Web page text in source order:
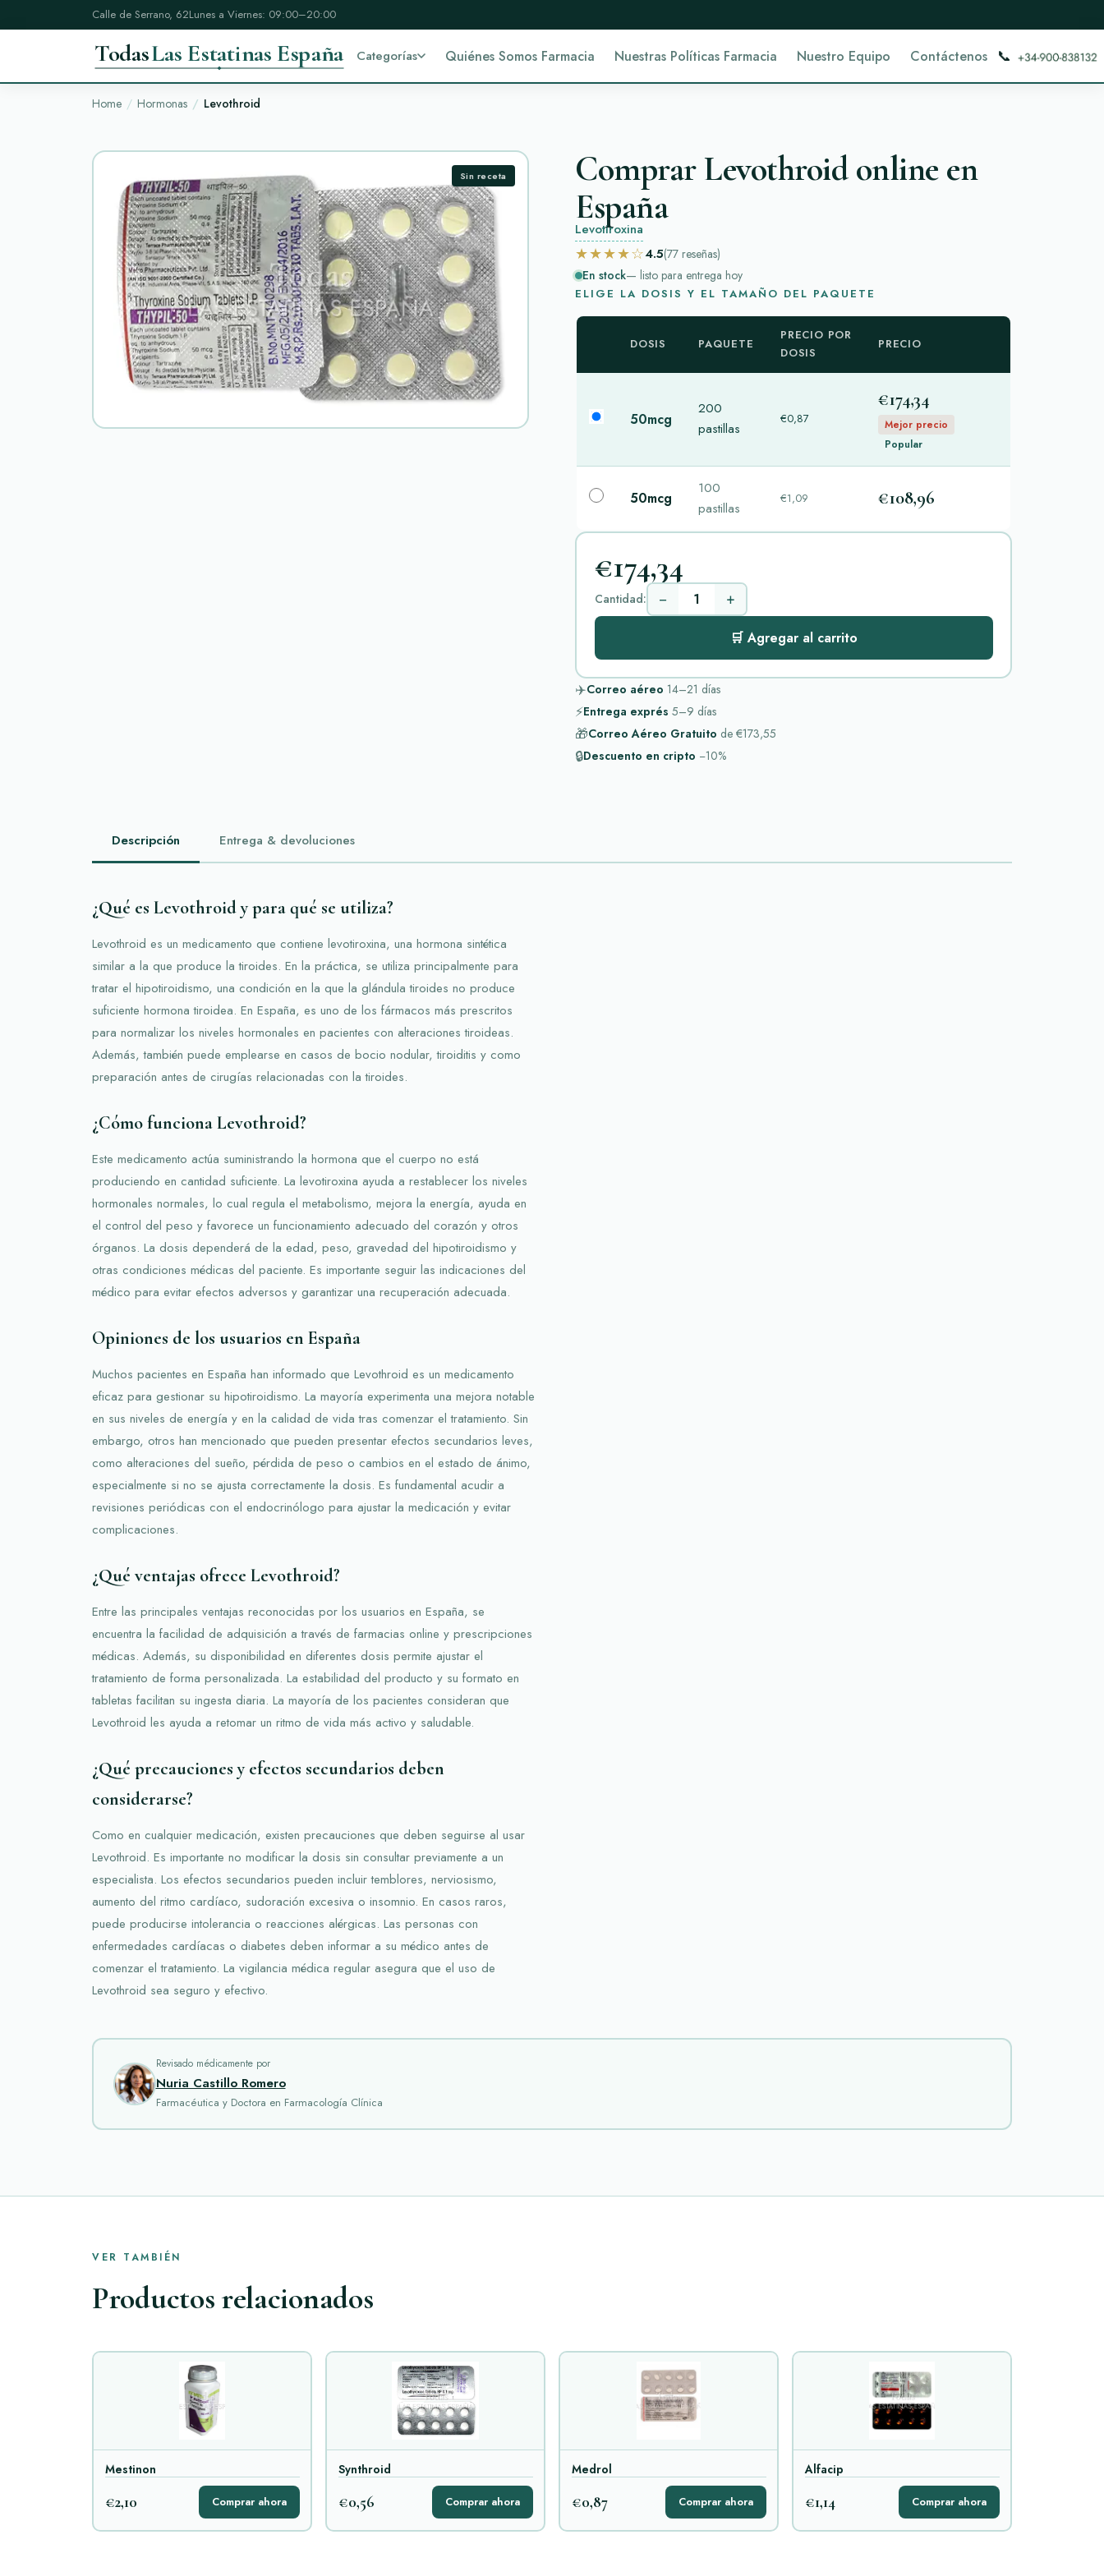
Calle de Serrano, 62Lunes a Viernes: 09:00–20:00
TodasLas Estatinas España Categorías Quiénes Somos Farmacia Nuestras Políticas Farmacia Nuestro Equipo Contáctenos 📞
Home Hormonas Levothroid
Sin receta
Comprar Levothroid online en
España
Levotiroxina
★★★★☆4.5(77 reseñas)
En stock— listo para entrega hoy
ELIGE LA DOSIS Y EL TAMAÑO DEL PAQUETE
DOSIS PAQUETE
PRECIO POR
DOSIS
PRECIO
50mcg
200
pastillas
€0,87
€174,34
Mejor precio
Popular
50mcg
100
pastillas
€1,09 €108,96
€174,34
Cantidad: − +
🛒 Agregar al carrito
✈️Correo aéreo 14–21 días
⚡Entrega exprés 5–9 días
🎁Correo Aéreo Gratuito de €173,55
🔒Descuento en cripto −10%
Descripción Entrega & devoluciones
¿Qué es Levothroid y para qué se utiliza?
Levothroid es un medicamento que contiene levotiroxina, una hormona sintética
similar a la que produce la tiroides. En la práctica, se utiliza principalmente para
tratar el hipotiroidismo, una condición en la que la glándula tiroides no produce
suficiente hormona tiroidea. En España, es uno de los fármacos más prescritos
para normalizar los niveles hormonales en pacientes con alteraciones tiroideas.
Además, también puede emplearse en casos de bocio nodular, tiroiditis y como
preparación antes de cirugías relacionadas con la tiroides.
¿Cómo funciona Levothroid?
Este medicamento actúa suministrando la hormona que el cuerpo no está
produciendo en cantidad suficiente. La levotiroxina ayuda a restablecer los niveles
hormonales normales, lo cual regula el metabolismo, mejora la energía, ayuda en
el control del peso y favorece un funcionamiento adecuado del corazón y otros
órganos. La dosis dependerá de la edad, peso, gravedad del hipotiroidismo y
otras condiciones médicas del paciente. Es importante seguir las indicaciones del
médico para evitar efectos adversos y garantizar una recuperación adecuada.
Opiniones de los usuarios en España
Muchos pacientes en España han informado que Levothroid es un medicamento
eficaz para gestionar su hipotiroidismo. La mayoría experimenta una mejora notable
en sus niveles de energía y en la calidad de vida tras comenzar el tratamiento. Sin
embargo, otros han mencionado que pueden presentar efectos secundarios leves,
como alteraciones del sueño, pérdida de peso o cambios en el estado de ánimo,
especialmente si no se ajusta correctamente la dosis. Es fundamental acudir a
revisiones periódicas con el endocrinólogo para ajustar la medicación y evitar
complicaciones.
¿Qué ventajas ofrece Levothroid?
Entre las principales ventajas reconocidas por los usuarios en España, se
encuentra la facilidad de adquisición a través de farmacias online y prescripciones
médicas. Además, su disponibilidad en diferentes dosis permite ajustar el
tratamiento de forma personalizada. La estabilidad del producto y su formato en
tabletas facilitan su ingesta diaria. La mayoría de los pacientes consideran que
Levothroid les ayuda a retomar un ritmo de vida más activo y saludable.
¿Qué precauciones y efectos secundarios deben
considerarse?
Como en cualquier medicación, existen precauciones que deben seguirse al usar
Levothroid. Es importante no modificar la dosis sin consultar previamente a un
especialista. Los efectos secundarios pueden incluir temblores, nerviosismo,
aumento del ritmo cardíaco, sudoración excesiva o insomnio. En casos raros,
puede producirse intolerancia o reacciones alérgicas. Las personas con
enfermedades cardíacas o diabetes deben informar a su médico antes de
comenzar el tratamiento. La vigilancia médica regular asegura que el uso de
Levothroid sea seguro y efectivo.
Revisado médicamente por
Nuria Castillo Romero
Farmacéutica y Doctora en Farmacología Clínica
VER TAMBIÉN
Productos relacionados
Mestinon
€2,10 Comprar ahora
Synthroid
€0,56 Comprar ahora
Medrol
€0,87 Comprar ahora
Alfacip
€1,14 Comprar ahora